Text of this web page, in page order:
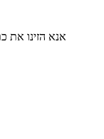
אנא הזינו את